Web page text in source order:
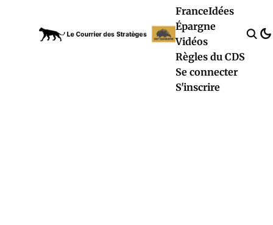
FranceIdées
Épargne
Vidéos
Règles du CDS
Se connecter
S'inscrire